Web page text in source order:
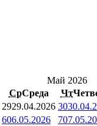
Май 2026
СрСреда Чт
2929.04.2026 30
606.05.2026 7